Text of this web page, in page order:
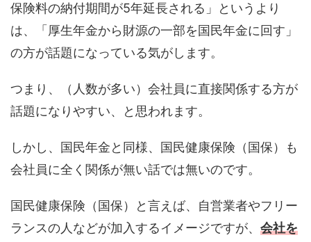
保険料の納付期間が5年延長される」というより
は、「厚生年金から財源の一部を国民年金に回す」
の方が話題になっている気がします。
つまり、（人数が多い）会社員に直接関係する方が
話題になりやすい、と思われます。
しかし、国民年金と同様、国民健康保険（国保）も
会社員に全く関係が無い話では無いのです。
国民健康保険（国保）と言えば、自営業者やフリー
ランスの人などが加入するイメージですが、 会社を